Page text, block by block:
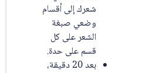
شعرك إلى أقسام
وضعي صبغة
الشعر على كل
قسم على حدة.
بعد 20 دقيقة،